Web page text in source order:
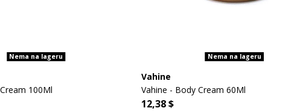
Nema na lageru
100Ml
Nema na lageru
Vahine
Vahine - Body Cream 60Ml
12,38 $